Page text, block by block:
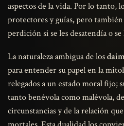
aspectos de la vida. Por lo tanto,
protectores y guías, pero
perdición si se les desatendía o se
La naturaleza ambigua de los
para entender su papel en la
relegados a un estado moral fijo;
tanto benévola como malévola,
circunstancias y de la relación